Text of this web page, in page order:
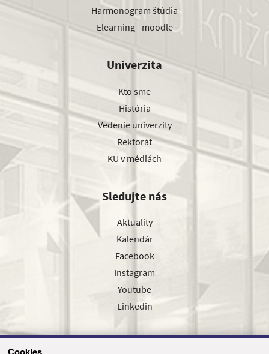
Harmonogram štúdia
Elearning - moodle
Univerzita
Kto sme
História
Vedenie univerzity
Rektorát
KU v médiách
Sledujte nás
Aktuality
Kalendár
Facebook
Instagram
Youtube
Linkedin